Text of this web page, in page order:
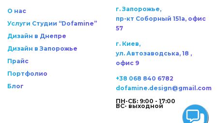
О нас
Услуги Студии “Dofamine”
Дизайн в Днепре
Дизайн в Запорожье
Прайс
Портфолио
Блог
г. Запорожье,
пр-кт Соборный 151а, офис
57
г. Киев,
ул. Автозаводська, 18 ,
офис 9
+38 068 840 6782
dofamine.design@gmail.com
ПН-СБ: 9:00 - 17:00
ВС- выходной